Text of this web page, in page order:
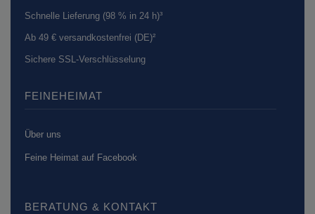
Schnelle Lieferung (98 % in 24 h)³
Ab 49 € versandkostenfrei (DE)²
Sichere SSL-Verschlüsselung
FEINEHEIMAT
Über uns
Feine Heimat auf Facebook
BERATUNG & KONTAKT